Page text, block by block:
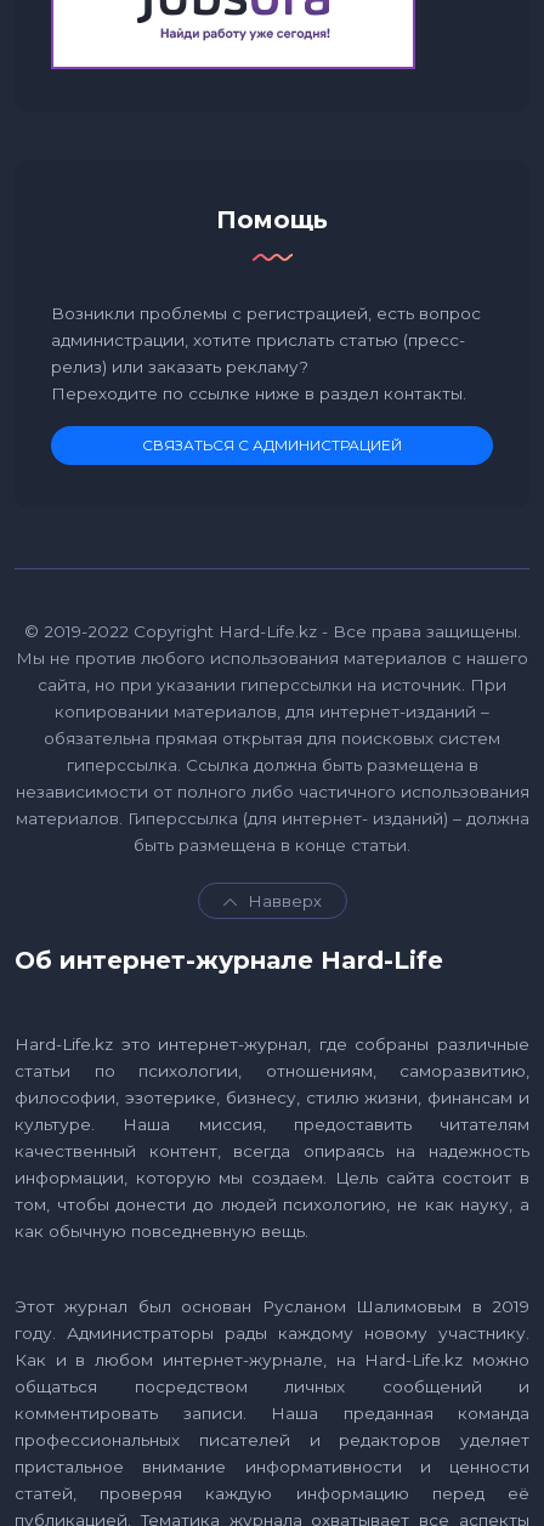
Помощь
Возникли проблемы с регистрацией, есть вопрос
администрации, хотите прислать статью (пресс-
релиз) или заказать рекламу?
Переходите по ссылке ниже в раздел контакты.
СВЯЗАТЬСЯ С АДМИНИСТРАЦИЕЙ
© 2019-2022 Copyright Hard-Life.kz - Все права защищены.
Мы не против любого использования материалов с нашего
сайта, но при указании гиперссылки на источник. При
копировании материалов, для интернет-изданий –
обязательна прямая открытая для поисковых систем
гиперссылка. Ссылка должна быть размещена в
независимости от полного либо частичного использования
материалов. Гиперссылка (для интернет- изданий) – должна
быть размещена в конце статьи.
Навверх
Об интернет-журнале Hard-Life
Hard-Life.kz это интернет-журнал, где собраны различные
статьи по психологии, отношениям, саморазвитию,
философии, эзотерике, бизнесу, стилю жизни, финансам и
культуре. Наша миссия, предоставить читателям
качественный контент, всегда опираясь на надежность
информации, которую мы создаем. Цель сайта состоит в
том, чтобы донести до людей психологию, не как науку, а
как обычную повседневную вещь.
Этот журнал был основан Русланом Шалимовым в 2019
году. Администраторы рады каждому новому участнику.
Как и в любом интернет-журнале, на Hard-Life.kz можно
общаться посредством личных сообщений и
комментировать записи. Наша преданная команда
профессиональных писателей и редакторов уделяет
пристальное внимание информативности и ценности
статей, проверяя каждую информацию перед её
публикацией. Тематика журнала охватывает все аспекты